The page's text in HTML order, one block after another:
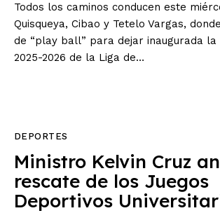
Todos los caminos conducen este
Quisqueya, Cibao y Tetelo Vargas,
de “play ball” para dejar inaugurada
2025-2026 de la Liga de…
DEPORTES
Ministro Kelvin Cruz
rescate de los Juegos
Deportivos